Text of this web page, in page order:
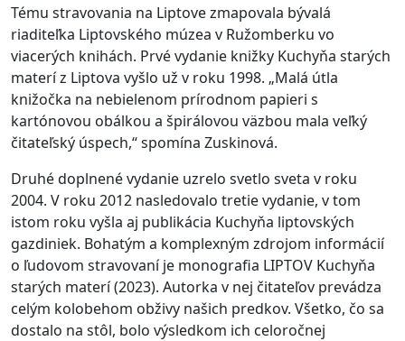
Tému stravovania na Liptove zmapovala bývalá
riaditeľka Liptovského múzea v Ružomberku vo
viacerých knihách. Prvé vydanie knižky Kuchyňa starých
materí z Liptova vyšlo už v roku 1998. „Malá útla
knižočka na nebielenom prírodnom papieri s
kartónovou obálkou a špirálovou väzbou mala veľký
čitateľský úspech,“ spomína Zuskinová.
Druhé doplnené vydanie uzrelo svetlo sveta v roku
2004. V roku 2012 nasledovalo tretie vydanie, v tom
istom roku vyšla aj publikácia Kuchyňa liptovských
gazdiniek. Bohatým a komplexným zdrojom informácií
o ľudovom stravovaní je monografia LIPTOV Kuchyňa
starých materí (2023). Autorka v nej čitateľov prevádza
celým kolobehom obživy našich predkov. Všetko, čo sa
dostalo na stôl, bolo výsledkom ich celoročnej